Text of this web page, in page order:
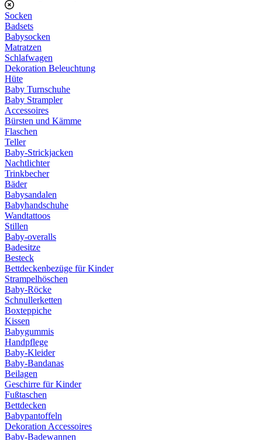
Socken
Badsets
Babysocken
Matratzen
Schlafwagen
Dekoration Beleuchtung
Hüte
Baby Turnschuhe
Baby Strampler
Accessoires
Bürsten und Kämme
Flaschen
Teller
Baby-Strickjacken
Nachtlichter
Trinkbecher
Bäder
Babysandalen
Babyhandschuhe
Wandtattoos
Stillen
Baby-overalls
Badesitze
Besteck
Bettdeckenbezüge für Kinder
Strampelhöschen
Baby-Röcke
Schnullerketten
Boxteppiche
Kissen
Babygummis
Handpflege
Baby-Kleider
Baby-Bandanas
Beilagen
Geschirre für Kinder
Fußtaschen
Bettdecken
Babypantoffeln
Dekoration Accessoires
Baby-Badewannen